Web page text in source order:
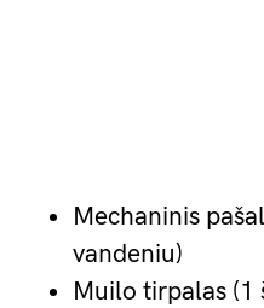
Mechaninis
vandeniu)
Muilo tirpalas (1